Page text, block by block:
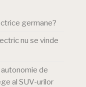
germane?
nu se vinde
de
al SUV-urilor